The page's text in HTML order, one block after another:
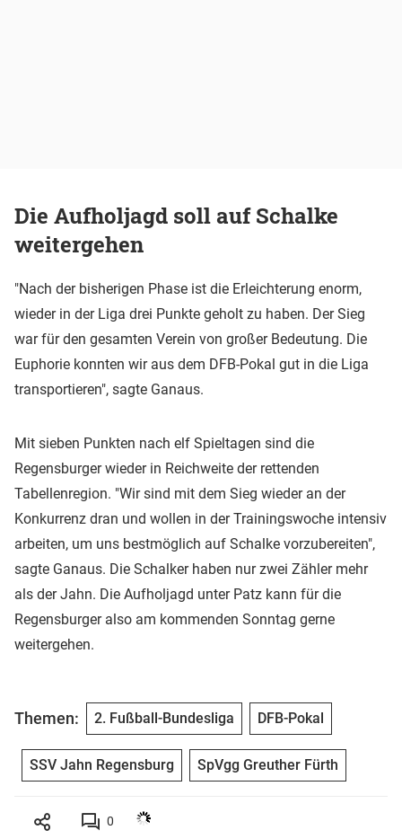
Die Aufholjagd soll auf Schalke
weitergehen
"Nach der bisherigen Phase ist die Erleichterung enorm,
wieder in der Liga drei Punkte geholt zu haben. Der Sieg
war für den gesamten Verein von großer Bedeutung. Die
Euphorie konnten wir aus dem DFB-Pokal gut in die Liga
transportieren", sagte Ganaus.
Mit sieben Punkten nach elf Spieltagen sind die
Regensburger wieder in Reichweite der rettenden
Tabellenregion. "Wir sind mit dem Sieg wieder an der
Konkurrenz dran und wollen in der Trainingswoche intensiv
arbeiten, um uns bestmöglich auf Schalke vorzubereiten",
sagte Ganaus. Die Schalker haben nur zwei Zähler mehr
als der Jahn. Die Aufholjagd unter Patz kann für die
Regensburger also am kommenden Sonntag gerne
weitergehen.
Themen: 2. Fußball-Bundesliga DFB-Pokal
SSV Jahn Regensburg SpVgg Greuther Fürth
0